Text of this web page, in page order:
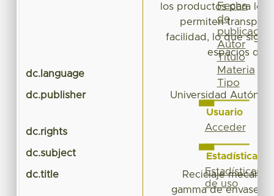
los productos para los
permiten
facilidad, lo que
espacios de
dc.language
dc.publisher Universidad
dc.rights
dc.subject
dc.title
Reciclaje
gamma de envases
Fecha
de
publicación
Autor
Título
Materia
Tipo
Usuario
Acceder
Estadísticas
Estadísticas
de uso